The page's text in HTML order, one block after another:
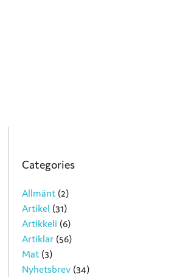
Categories
Allmänt (2)
Artikel (31)
Artikkeli (6)
Artiklar (56)
Mat (3)
Nyhetsbrev (34)